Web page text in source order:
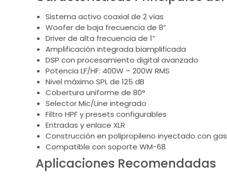
Sistema activo coaxial de 2 vías
Woofer de baja frecuencia de 8”
Driver de alta frecuencia de 1”
Amplificación integrada biamplificada
DSP con procesamiento digital avanzado
Potencia LF/HF: 400W – 200W RMS
Nivel máximo SPL de 125 dB
Cobertura uniforme de 80°
Selector Mic/Line integrado
Filtro HPF y presets configurables
Entradas y enlace XLR
Construcción en polipropileno inyectado con gas
Compatible con soporte WM-68
Aplicaciones Recomendadas